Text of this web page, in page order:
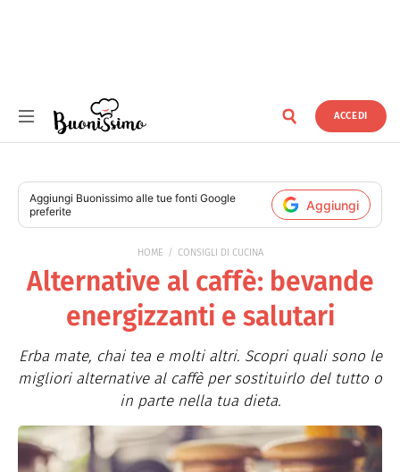
ACCEDI
Aggiungi Buonissimo alle tue fonti Google
preferite
Aggiungi
HOME CONSIGLI DI CUCINA
Alternative al caffè: bevande
energizzanti e salutari
Erba mate, chai tea e molti altri. Scopri quali sono le
migliori alternative al caffè per sostituirlo del tutto o
in parte nella tua dieta.